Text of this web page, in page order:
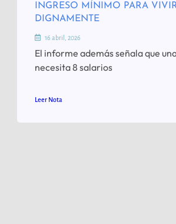
INGRESO MÍNIMO PARA
DIGNAMENTE
16 abril, 2026
El informe además señala que
necesita 8 salarios
Leer Nota